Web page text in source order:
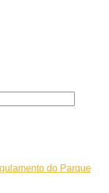
do Parque